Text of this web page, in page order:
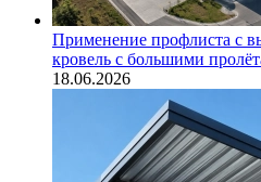
Применение профлиста с
кровель с большими
18.06.2026